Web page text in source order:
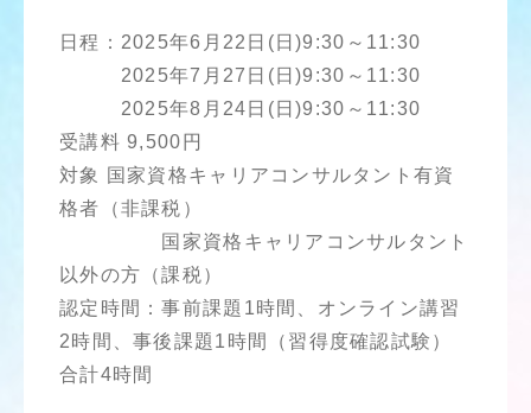
日程：2025年6月22日(日)9:30～11:30
2025年7月27日(日)9:30～11:30
2025年8月24日(日)9:30～11:30
受講料 9,500円
対象 国家資格キャリアコンサルタント有資
格者（非課税）
国家資格キャリアコンサルタント
以外の方（課税）
認定時間：事前課題1時間、オンライン講習
2時間、事後課題1時間（習得度確認試験）
合計4時間